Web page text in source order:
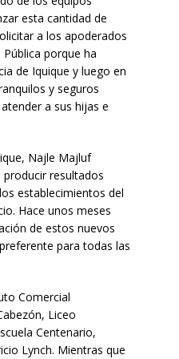
esta cantidad de
a los apoderados
porque ha
de Iquique y luego en
y seguros
a sus hijas e
Najle Majluf
resultados
establecimientos del
Hace unos meses
de estos nuevos
para todas las
Comercial
Liceo
Centenario,
Lynch. Mientras que